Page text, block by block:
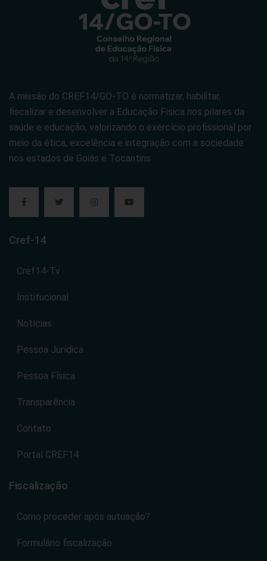
A missão do CREF14/GO-TO é normatizar, habilitar,
fiscalizar e desenvolver a Educação Física nos pilares da
saúde e educação, valorizando o exercício profissional por
meio da ética, excelência e integração com a sociedade
nos estados de Goiás e Tocantins.
Cref-14
Cref14-Tv
Institucional
Notícias
Pessoa Jurídica
Pessoa Física
Transparência
Contato
Portal CREF14
Fiscalização
Como proceder após autuação?
Formulário fiscalização